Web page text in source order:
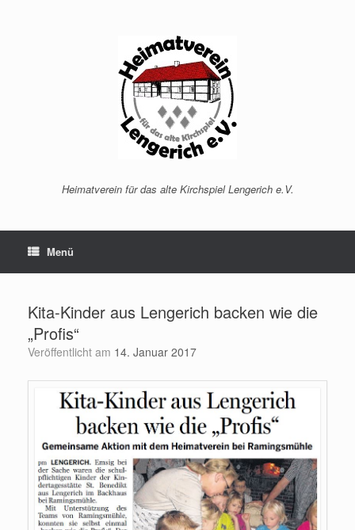
Heimatverein für das alte Kirchspiel Lengerich e.V.
Menü
Kita-Kinder aus Lengerich backen wie die
„Profis“
Veröffentlicht am 14. Januar 2017